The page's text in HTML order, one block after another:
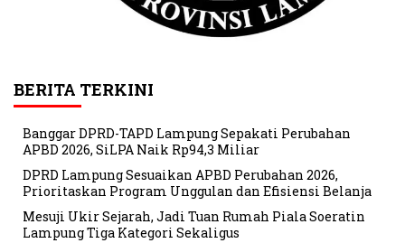
BERITA TERKINI
Banggar DPRD-TAPD Lampung Sepakati Perubahan
APBD 2026, SiLPA Naik Rp94,3 Miliar
DPRD Lampung Sesuaikan APBD Perubahan 2026,
Prioritaskan Program Unggulan dan Efisiensi Belanja
Mesuji Ukir Sejarah, Jadi Tuan Rumah Piala Soeratin
Lampung Tiga Kategori Sekaligus